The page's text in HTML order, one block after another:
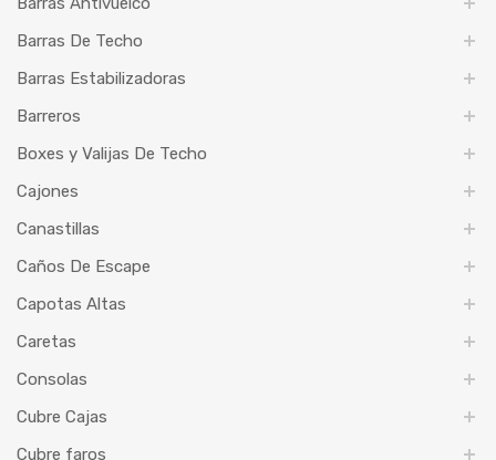
Barras De Techo
Barras Estabilizadoras
Barreros
Boxes y Valijas De Techo
Cajones
Canastillas
Caños De Escape
Capotas Altas
Caretas
Consolas
Cubre Cajas
Cubre faros